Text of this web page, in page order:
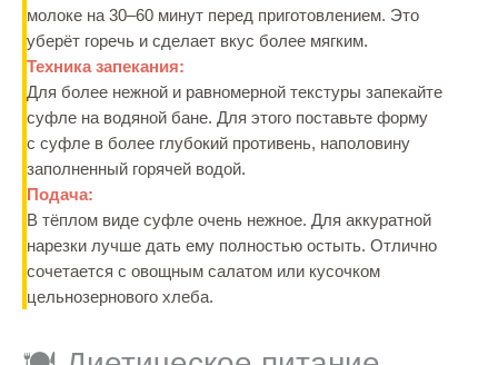
молоке на 30–60 минут перед приготовлением. Это
уберёт горечь и сделает вкус более мягким.
Техника запекания:
Для более нежной и равномерной текстуры запекайте
суфле на водяной бане. Для этого поставьте форму
с суфле в более глубокий противень, наполовину
заполненный горячей водой.
Подача:
В тёплом виде суфле очень нежное. Для аккуратной
нарезки лучше дать ему полностью остыть. Отлично
сочетается с овощным салатом или кусочком
цельнозернового хлеба.